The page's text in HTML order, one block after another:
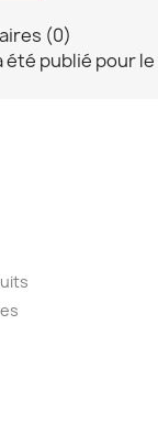
(0)
été publié pour